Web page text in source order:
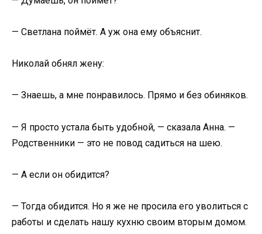
— Светлана поймёт. А уж она ему объяснит.
Николай обнял жену:
— Знаешь, а мне понравилось. Прямо и без обиняков.
— Я просто устала быть удобной, — сказала Анна. —
Родственники — это не повод садиться на шею.
— А если он обидится?
— Тогда обидится. Но я же не просила его уволиться с
работы и сделать нашу кухню своим вторым домом.